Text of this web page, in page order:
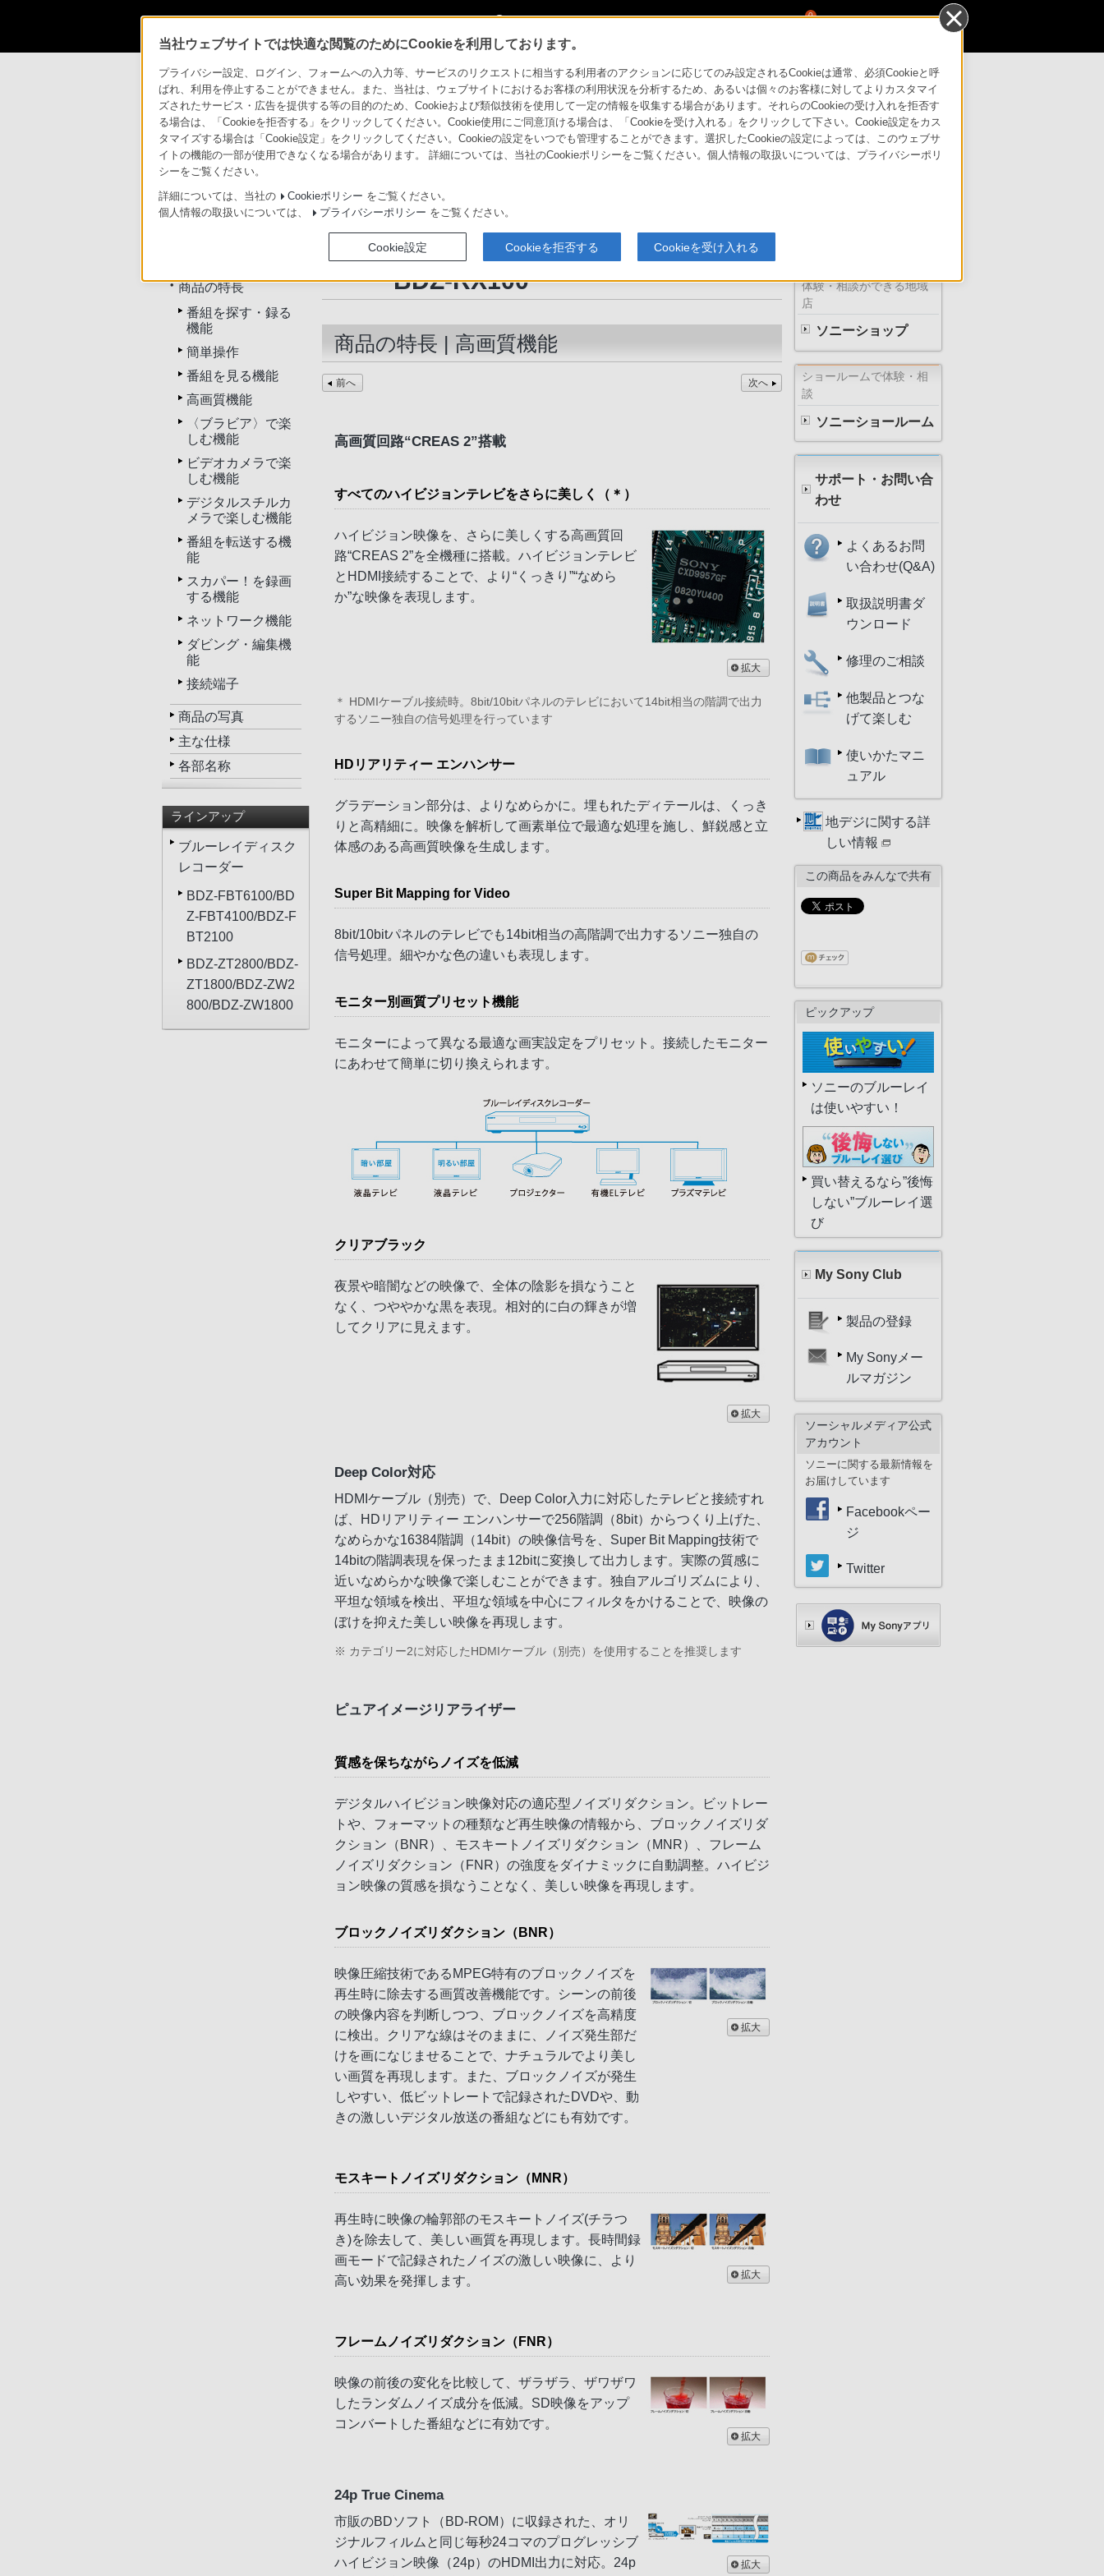
0
商品情報・ストア ブルーレイディスクレコーダー BDZ-RX100 特長 : 高画質機能
ブルーレイディスクレコーダー サポート・お問い合わせ
トップ
商品の特長
番組を探す・録る
機能
簡単操作
番組を見る機能
高画質機能
〈ブラビア〉で楽
しむ機能
ビデオカメラで楽
しむ機能
デジタルスチルカ
メラで楽しむ機能
番組を転送する機
能
スカパー！を録画
する機能
ネットワーク機能
ダビング・編集機
能
接続端子
商品の写真
主な仕様
各部名称
ラインアップ
ブルーレイディスク
レコーダー
BDZ-FBT6100/BD
Z-FBT4100/BDZ-F
BT2100
BDZ-ZT2800/BDZ-
ZT1800/BDZ-ZW2
800/BDZ-ZW1800
デジタルハイビジョンチューナー内蔵HDD搭載ブルーレイディ
スク/DVDレコーダー
BDZ-RX100
商品の特長 | 高画質機能
前へ 次へ
高画質回路“CREAS 2”搭載
すべてのハイビジョンテレビをさらに美しく（＊）
ハイビジョン映像を、さらに美しくする高画質回
路“CREAS 2”を全機種に搭載。ハイビジョンテレビ
とHDMI接続することで、より“くっきり”“なめら
か”な映像を表現します。
拡大
＊ HDMIケーブル接続時。8bit/10bitパネルのテレビにおいて14bit相当の階調で出力
するソニー独自の信号処理を行っています
HDリアリティー エンハンサー
グラデーション部分は、よりなめらかに。埋もれたディテールは、くっき
りと高精細に。映像を解析して画素単位で最適な処理を施し、鮮鋭感と立
体感のある高画質映像を生成します。
Super Bit Mapping for Video
8bit/10bitパネルのテレビでも14bit相当の高階調で出力するソニー独自の
信号処理。細やかな色の違いも表現します。
モニター別画質プリセット機能
モニターによって異なる最適な画実設定をプリセット。接続したモニター
にあわせて簡単に切り換えられます。
クリアブラック
夜景や暗闇などの映像で、全体の陰影を損なうこと
なく、つややかな黒を表現。相対的に白の輝きが増
してクリアに見えます。
拡大
Deep Color対応
HDMIケーブル（別売）で、Deep Color入力に対応したテレビと接続すれ
ば、HDリアリティー エンハンサーで256階調（8bit）からつくり上げた、
なめらかな16384階調（14bit）の映像信号を、Super Bit Mapping技術で
14bitの階調表現を保ったまま12bitに変換して出力します。実際の質感に
近いなめらかな映像で楽しむことができます。独自アルゴリズムにより、
平坦な領域を検出、平坦な領域を中心にフィルタをかけることで、映像の
ぼけを抑えた美しい映像を再現します。
※ カテゴリー2に対応したHDMIケーブル（別売）を使用することを推奨します
ピュアイメージリアライザー
質感を保ちながらノイズを低減
デジタルハイビジョン映像対応の適応型ノイズリダクション。ビットレー
トや、フォーマットの種類など再生映像の情報から、ブロックノイズリダ
クション（BNR）、モスキートノイズリダクション（MNR）、フレーム
ノイズリダクション（FNR）の強度をダイナミックに自動調整。ハイビジ
ョン映像の質感を損なうことなく、美しい映像を再現します。
ブロックノイズリダクション（BNR）
映像圧縮技術であるMPEG特有のブロックノイズを
再生時に除去する画質改善機能です。シーンの前後
の映像内容を判断しつつ、ブロックノイズを高精度
に検出。クリアな線はそのままに、ノイズ発生部だ
けを画になじませることで、ナチュラルでより美し
い画質を再現します。また、ブロックノイズが発生
しやすい、低ビットレートで記録されたDVDや、動
きの激しいデジタル放送の番組などにも有効です。
拡大
モスキートノイズリダクション（MNR）
再生時に映像の輪郭部のモスキートノイズ(チラつ
き)を除去して、美しい画質を再現します。長時間録
画モードで記録されたノイズの激しい映像に、より
高い効果を発揮します。
拡大
フレームノイズリダクション（FNR）
映像の前後の変化を比較して、ザラザラ、ザワザワ
したランダムノイズ成分を低減。SD映像をアップ
コンバートした番組などに有効です。
拡大
24p True Cinema
市販のBDソフト（BD-ROM）に収録された、オリ
ジナルフィルムと同じ毎秒24コマのプログレッシブ
ハイビジョン映像（24p）のHDMI出力に対応。24p
拡大
体験・相談ができる地域
店
ソニーショップ
ショールームで体験・相
談
ソニーショールーム
サポート・お問い合
わせ
よくあるお問
い合わせ(Q&A)
取扱説明書ダ
ウンロード
修理のご相談
他製品とつな
げて楽しむ
使いかたマニ
ュアル
地デジに関する詳
しい情報
この商品をみんなで共有
ピックアップ
ソニーのブルーレイ
は使いやすい！
買い替えるなら”後悔
しない”ブルーレイ選
び
My Sony Club
製品の登録
My Sonyメー
ルマガジン
ソーシャルメディア公式
アカウント
ソニーに関する最新情報を
お届けしています
Facebookペー
ジ
Twitter
当社ウェブサイトでは快適な閲覧のためにCookieを利用しております。
プライバシー設定、ログイン、フォームへの入力等、サービスのリクエストに相当する利用者のアクションに応じてのみ設定されるCookieは通常、必須Cookieと呼
ばれ、利用を停止することができません。また、当社は、ウェブサイトにおけるお客様の利用状況を分析するため、あるいは個々のお客様に対してよりカスタマイ
ズされたサービス・広告を提供する等の目的のため、Cookieおよび類似技術を使用して一定の情報を収集する場合があります。それらのCookieの受け入れを拒否す
る場合は、「Cookieを拒否する」をクリックしてください。Cookie使用にご同意頂ける場合は、「Cookieを受け入れる」をクリックして下さい。Cookie設定をカス
タマイズする場合は「Cookie設定」をクリックしてください。Cookieの設定をいつでも管理することができます。選択したCookieの設定によっては、このウェブサ
イトの機能の一部が使用できなくなる場合があります。 詳細については、当社のCookieポリシーをご覧ください。個人情報の取扱いについては、プライバシーポリ
シーをご覧ください。
詳細については、当社の Cookieポリシー をご覧ください。
個人情報の取扱いについては、
プライバシーポリシー をご覧ください。
Cookie設定 Cookieを拒否する Cookieを受け入れる